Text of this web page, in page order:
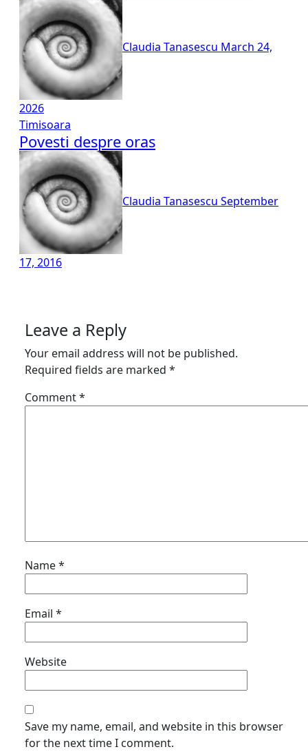
Claudia Tanasescu March 24,
2026
Timisoara
Povesti despre oras
Claudia Tanasescu September
17, 2016
Leave a Reply
Your email address will not be published.
Required fields are marked *
Comment*
Name*
Email *
Website
Save my name, email, and website in this browser
for the next time I comment.